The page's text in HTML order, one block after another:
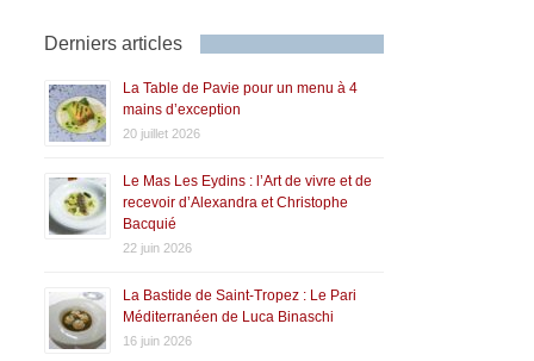
Derniers articles
La Table de Pavie pour un menu à 4
mains d’exception
20 juillet 2026
Le Mas Les Eydins : l’Art de vivre et de
recevoir d’Alexandra et Christophe
Bacquié
22 juin 2026
La Bastide de Saint-Tropez : Le Pari
Méditerranéen de Luca Binaschi
16 juin 2026